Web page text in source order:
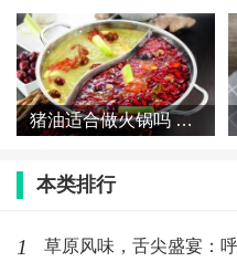
十二：菠菜的营养
菠菜是一种非常常见的蔬
质，如维生素A、维生素C
十三：适宜人群
这道菜适合所有人食用，
猪油适合做火锅吗 火锅为什么不用猪油
本类排行
1 草原风味，舌尖盛宴：